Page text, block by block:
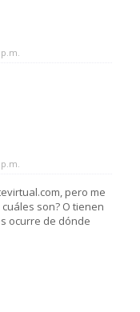
pero me
son? O tienen
ocurre de dónde